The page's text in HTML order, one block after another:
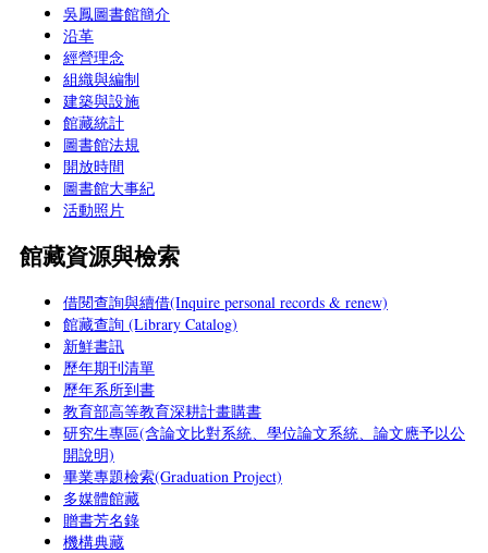
吳鳳圖書館簡介
沿革
經營理念
組織與編制
建築與設施
館藏統計
圖書館法規
開放時間
圖書館大事紀
活動照片
館藏資源與檢索
借閱查詢與續借(Inquire personal records & renew)
館藏查詢 (Library Catalog)
新鮮書訊
歷年期刊清單
歷年系所到書
教育部高等教育深耕計畫購書
研究生專區(含論文比對系統、學位論文系統、論文應予以公
開說明)
畢業專題檢索(Graduation Project)
多媒體館藏
贈書芳名錄
機構典藏